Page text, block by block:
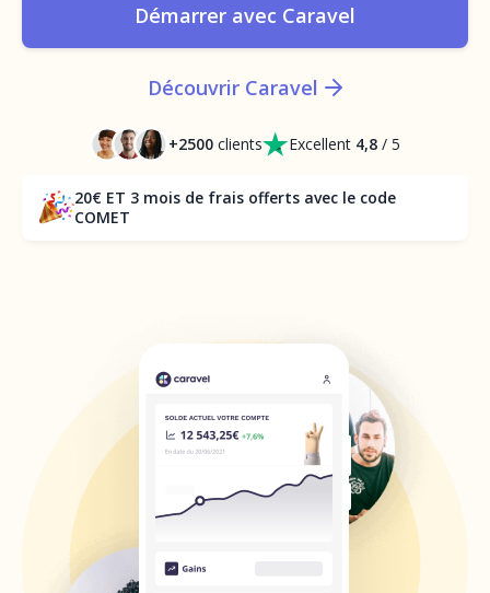
Démarrer avec Caravel
Découvrir Caravel
+2500 clients Excellent 4,8 / 5
20€ ET 3 mois de frais offerts avec le code
COMET